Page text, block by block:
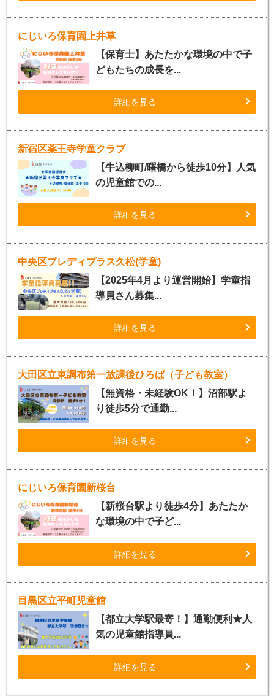
にじいろ保育園上井草
【保育士】あたたかな環境の中で子
どもたちの成長を...
詳細を見る
新宿区薬王寺学童クラブ
【牛込柳町/曙橋から徒歩10分】人気
の児童館での...
詳細を見る
中央区プレディプラス久松(学童)
【2025年4月より運営開始】学童指
導員さん募集...
詳細を見る
大田区立東調布第一放課後ひろば（子ども教室）
【無資格・未経験OK！】沼部駅よ
り徒歩5分で通勤...
詳細を見る
にじいろ保育園新桜台
【新桜台駅より徒歩4分】あたたか
な環境の中で子ど...
詳細を見る
目黒区立平町児童館
【都立大学駅最寄！】通勤便利★人
気の児童館指導員...
詳細を見る